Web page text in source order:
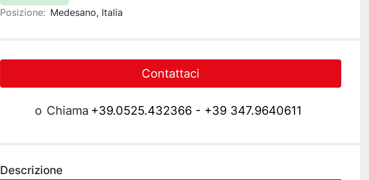
Posizione: Medesano, Italia
Contattaci
o Chiama +39.0525.432366 - +39 347.9640611
Descrizione